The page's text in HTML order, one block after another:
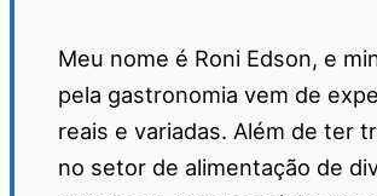
Meu nome é Roni Edson, e
pela gastronomia vem de
reais e variadas. Além de ter
no setor de alimentação de